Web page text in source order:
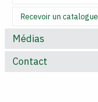
Recevoir un catalogue
Médias
Contact